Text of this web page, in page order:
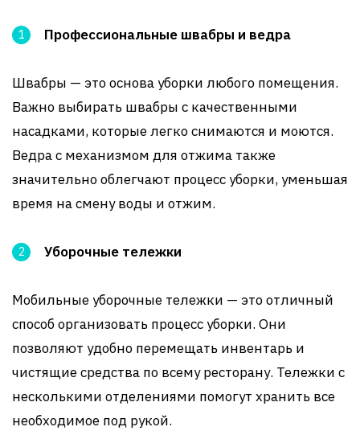
Профессиональные швабры и ведра
Швабры — это основа уборки любого помещения.
Важно выбирать швабры с качественными
насадками, которые легко снимаются и моются.
Ведра с механизмом для отжима также
значительно облегчают процесс уборки, уменьшая
время на смену воды и отжим.
Уборочные тележки
Мобильные уборочные тележки — это отличный
способ организовать процесс уборки. Они
позволяют удобно перемещать инвентарь и
чистящие средства по всему ресторану. Тележки с
несколькими отделениями помогут хранить все
необходимое под рукой.